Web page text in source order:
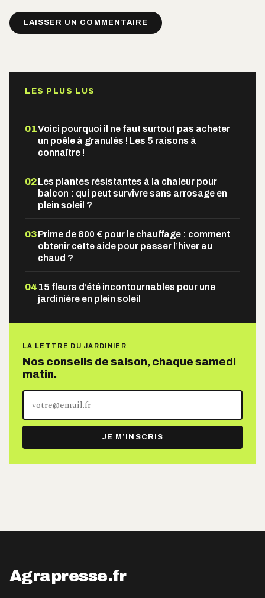
LES PLUS LUS
01Voici pourquoi il ne faut surtout pas acheter
un poêle à granulés ! Les 5 raisons à
connaître !
02Les plantes résistantes à la chaleur pour
balcon : qui peut survivre sans arrosage en
plein soleil ?
03Prime de 800 € pour le chauffage : comment
obtenir cette aide pour passer l’hiver au
chaud ?
04 15 fleurs d’été incontournables pour une
jardinière en plein soleil
LA LETTRE DU JARDINIER
Nos conseils de saison, chaque samedi
matin.
Votre
adresse
e-
mail
JE M’INSCRIS
Agrapresse.fr